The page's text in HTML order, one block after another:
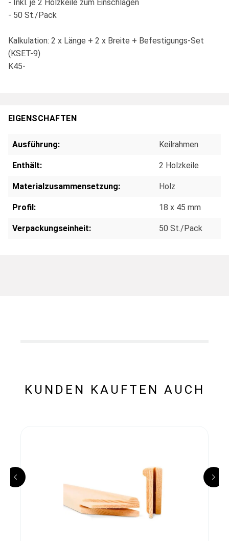
- Inkl. je 2 Holzkeile zum Einschlagen
- 50 St./Pack
Kalkulation: 2 x Länge + 2 x Breite + Befestigungs-Set
(KSET-9)
K45-
EIGENSCHAFTEN
Ausführung: Keilrahmen
Enthält: 2 Holzkeile
Materialzusammensetzung: Holz
Profil: 18 x 45 mm
Verpackungseinheit: 50 St./Pack
KUNDEN KAUFTEN AUCH